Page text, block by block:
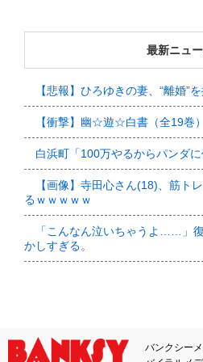
最新ニュ
【悲報】ひろゆきの妻、“離婚”
【衝撃】幽☆遊☆白書（全19巻
白浜町「100万やるからパンダに
【画像】寺田心さん(18)、筋ト
るｗｗｗｗｗ
「こんなん泣いちゃうよ……」
かしすぎる。
バンクシー